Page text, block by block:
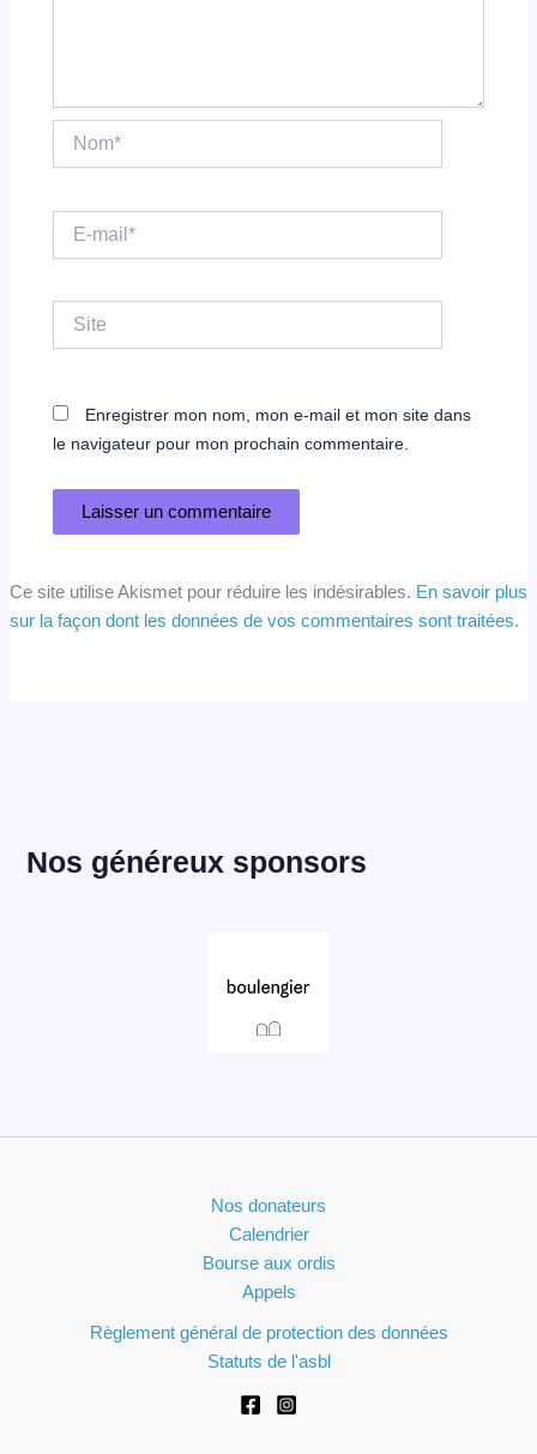
Nom*
mail*
Site
Enregistrer mon nom, mon e-mail et mon site dans
le navigateur pour mon prochain commentaire.
Ce site utilise Akismet pour réduire les indésirables. En savoir plus
sur la façon dont les données de vos commentaires sont traitées.
Nos généreux sponsors
Nos donateurs
Calendrier
Bourse aux ordis
Appels
Règlement général de protection des données
Statuts de l'asbl